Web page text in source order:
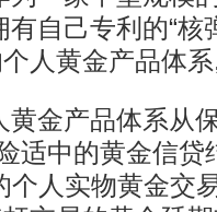
自己专利的“核
人黄金产品体
金产品体系从
适中的黄金信贷
个人实物黄金交